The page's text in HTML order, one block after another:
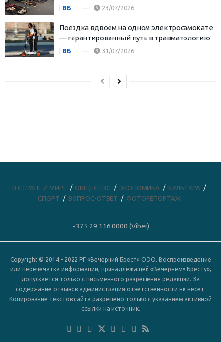
ВБ 23/07/2026
Поездка вдвоем на одном электросамокате
— гарантированный путь в травматологию
| ВБ 31/07/2026
В СТРАНЕ И МИРЕ ОБЩЕСТВО ЭКОНОМИКА
КУЛЬТУРА
СПОРТ
ВОПРОС-ОТВЕТ ФОТОРЕПОРТАЖ
+375 29 116 0000 (Viber)
Copyright © 2014 - 2022 РГ «Вечерний Брест» ООО. Воспроизведение
или перепечатка информации, принадлежащей «Вечернему Бресту»,
допускается только с письменного разрешения редакции. За
содержание отзывов администрация ответственности не несет.
Копирование текстов сайта разрешено только с указанием активной
ссылки на источник.